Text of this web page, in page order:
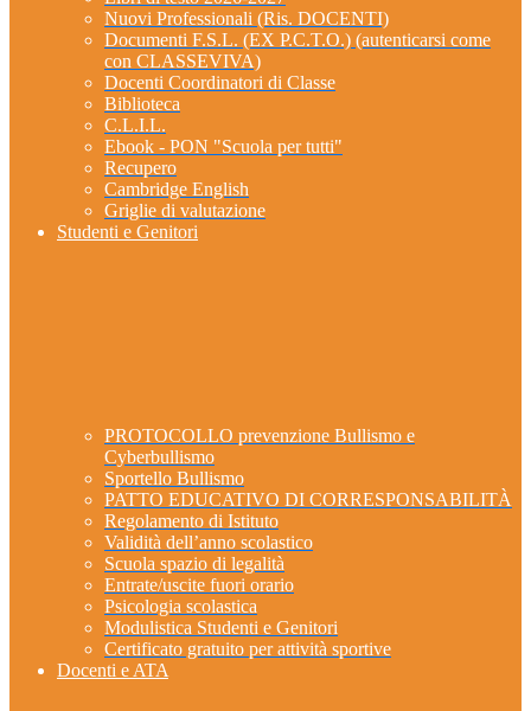
Nuovi Professionali (Ris. DOCENTI)
Documenti F.S.L. (EX P.C.T.O.) (autenticarsi come
con CLASSEVIVA)
Docenti Coordinatori di Classe
Biblioteca
C.L.I.L.
Ebook - PON "Scuola per tutti"
Recupero
Cambridge English
Griglie di valutazione
Studenti e Genitori
PROTOCOLLO prevenzione Bullismo e
Cyberbullismo
Sportello Bullismo
PATTO EDUCATIVO DI CORRESPONSABILITÀ
Regolamento di Istituto
Validità dell’anno scolastico
Scuola spazio di legalità
Entrate/uscite fuori orario
Psicologia scolastica
Modulistica Studenti e Genitori
Certificato gratuito per attività sportive
Docenti e ATA